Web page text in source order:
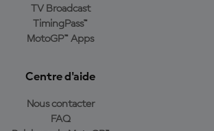
TV Broadcast
TimingPass™
MotoGP™ Apps
Centre d'aide
Nous contacter
FAQ